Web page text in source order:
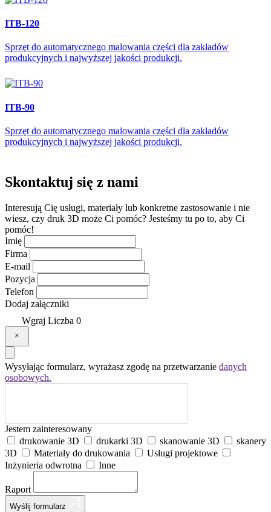
ITB-120
Sprzęt do automatycznego malowania części dla zakładów
produkcyjnych i najwyższej jakości produkcji.
ITB-90
Sprzęt do automatycznego malowania części dla zakładów
produkcyjnych i najwyższej jakości produkcji.
Skontaktuj się z nami
Interesują Cię usługi, materiały lub konkretne zastosowanie i nie
wiesz, czy druk 3D może Ci pomóc? Jesteśmy tu po to, aby Ci
pomóc!
Imię
Firma
E-mail
Pozycja
Telefon
Dodaj załączniki
Wgraj Liczba 0
Wysyłając formularz, wyrażasz zgodę na przetwarzanie danych
osobowych.
Jestem zainteresowany
drukowanie 3D
drukarki 3D skanowanie 3D
skanery
3D
Materiały do drukowania
Usługi projektowe
Inżynieria odwrotna
Inne
Raport
Wyślij formularz